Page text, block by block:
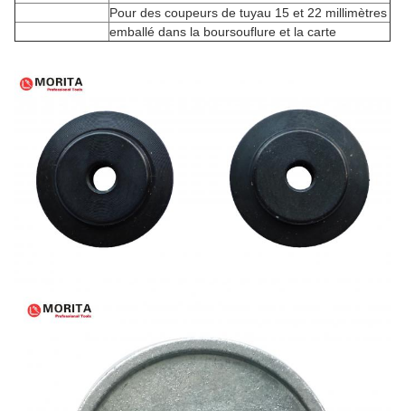
Pour des coupeurs de tuyau 15 et 22 millimètres
emballé dans la boursouflure et la carte